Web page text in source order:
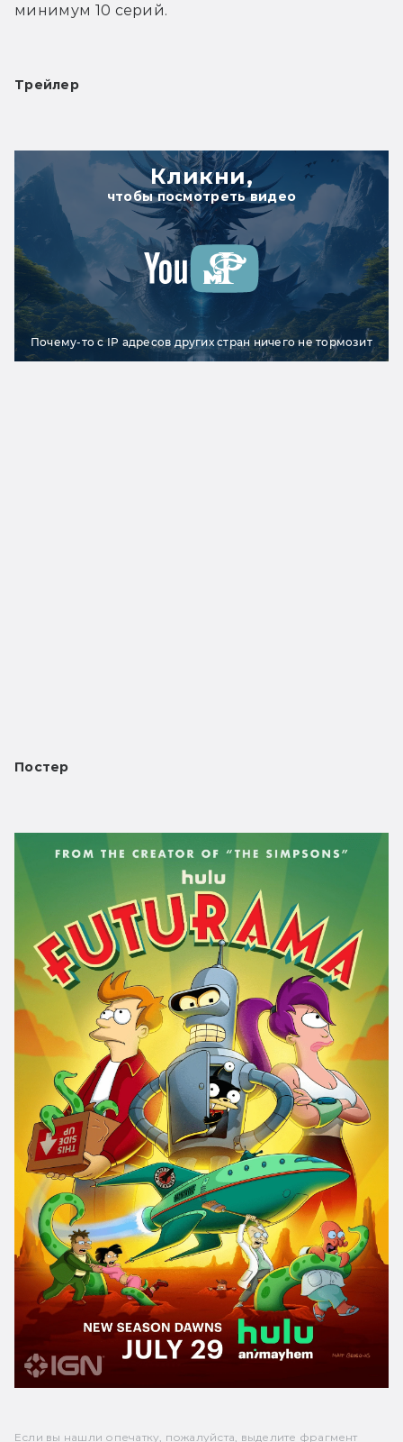
минимум 10 серий.
Трейлер
Кликни,
чтобы посмотреть видео
Почему-то с IP адресов других стран ничего не тормозит
Постер
Если вы нашли опечатку, пожалуйста, выделите фрагмент